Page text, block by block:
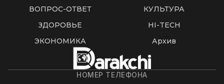
ВОПРОС-ОТВЕТ
КУЛЬТУРА
ЗДОРОВЬЕ
HI-TECH
ЭКОНОМИКА
Архив
НОМЕР ТЕЛЕФОНА